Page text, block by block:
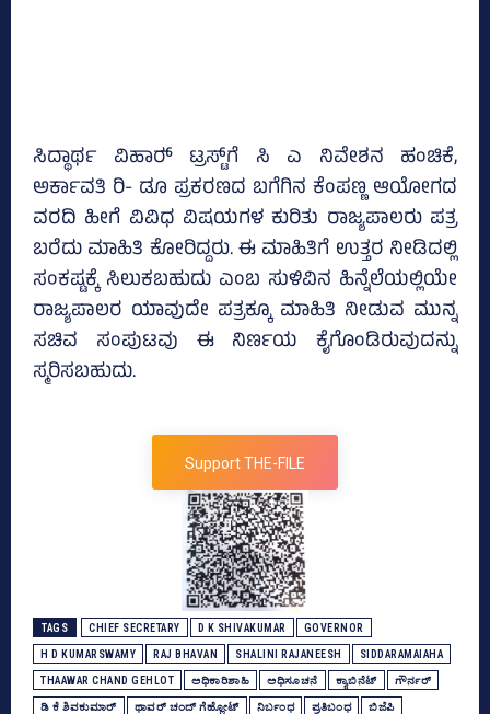
ಸಿದ್ಥಾರ್ಥ ವಿಹಾರ್‍‌ ಟ್ರಸ್ಟ್‌ಗೆ ಸಿ ಎ ನಿವೇಶನ ಹಂಚಿಕೆ,
ಅರ್ಕಾವತಿ ರಿ- ಡೂ ಪ್ರಕರಣದ ಬಗೆಗಿನ ಕೆಂಪಣ್ಣ ಆಯೋಗದ
ವರದಿ ಹೀಗೆ ವಿವಿಧ ವಿಷಯಗಳ ಕುರಿತು ರಾಜ್ಯಪಾಲರು ಪತ್ರ
ಬರೆದು ಮಾಹಿತಿ ಕೋರಿದ್ದರು. ಈ ಮಾಹಿತಿಗೆ ಉತ್ತರ ನೀಡಿದಲ್ಲಿ
ಸಂಕಷ್ಟಕ್ಕೆ ಸಿಲುಕಬಹುದು ಎಂಬ ಸುಳಿವಿನ ಹಿನ್ನೆಲೆಯಲ್ಲಿಯೇ
ರಾಜ್ಯಪಾಲರ ಯಾವುದೇ ಪತ್ರಕ್ಕೂ ಮಾಹಿತಿ ನೀಡುವ ಮುನ್ನ
ಸಚಿವ ಸಂಪುಟವು ಈ ನಿರ್ಣಯ ಕೈಗೊಂಡಿರುವುದನ್ನು
ಸ್ಮರಿಸಬಹುದು.
Support THE-FILE
TAGS CHIEF SECRETARY D K SHIVAKUMAR GOVERNOR
H D KUMARSWAMY RAJ BHAVAN SHALINI RAJANEESH SIDDARAMAIAHA
THAAWAR CHAND GEHLOT ಅಧಿಕಾರಿಶಾಹಿ ಅಧಿಸೂಚನೆ ಕ್ಯಾಬಿನೆಟ್‌ ಗೌರ್ನರ್‍‌
ಡಿ ಕೆ ಶಿವಕುಮಾರ್ ಥಾವರ್‍‌ ಚಂದ್‌ ಗೆಹ್ಲೋಟ್‌ ನಿರ್ಬಂಧ ಪ್ರತಿಬಂಧ ಬಿಜೆಪಿ